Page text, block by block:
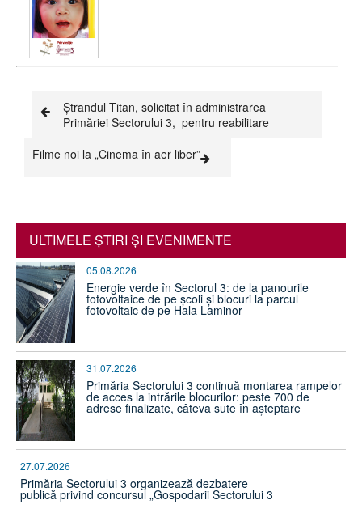
Ștrandul Titan, solicitat în administrarea
Primăriei Sectorului 3, pentru reabilitare
Filme noi la „Cinema în aer liber”
ULTIMELE ŞTIRI ŞI EVENIMENTE
05.08.2026
Energie verde în Sectorul 3: de la panourile
fotovoltaice de pe școli și blocuri la parcul
fotovoltaic de pe Hala Laminor
31.07.2026
Primăria Sectorului 3 continuă montarea rampelor
de acces la intrările blocurilor: peste 700 de
adrese finalizate, câteva sute în așteptare
27.07.2026
Primăria Sectorului 3 organizează dezbatere
publică privind concursul „Gospodarii Sectorului 3